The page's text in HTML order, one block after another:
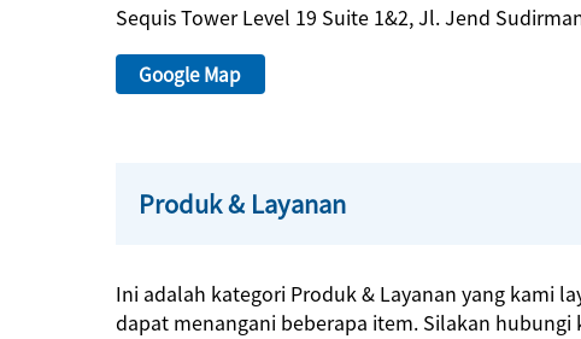
Sequis Tower Level 19 Suite 1&2, Jl. Jend
Google Map
Produk & Layanan
Ini adalah kategori Produk & Layanan yang kami
dapat menangani beberapa item. Silakan